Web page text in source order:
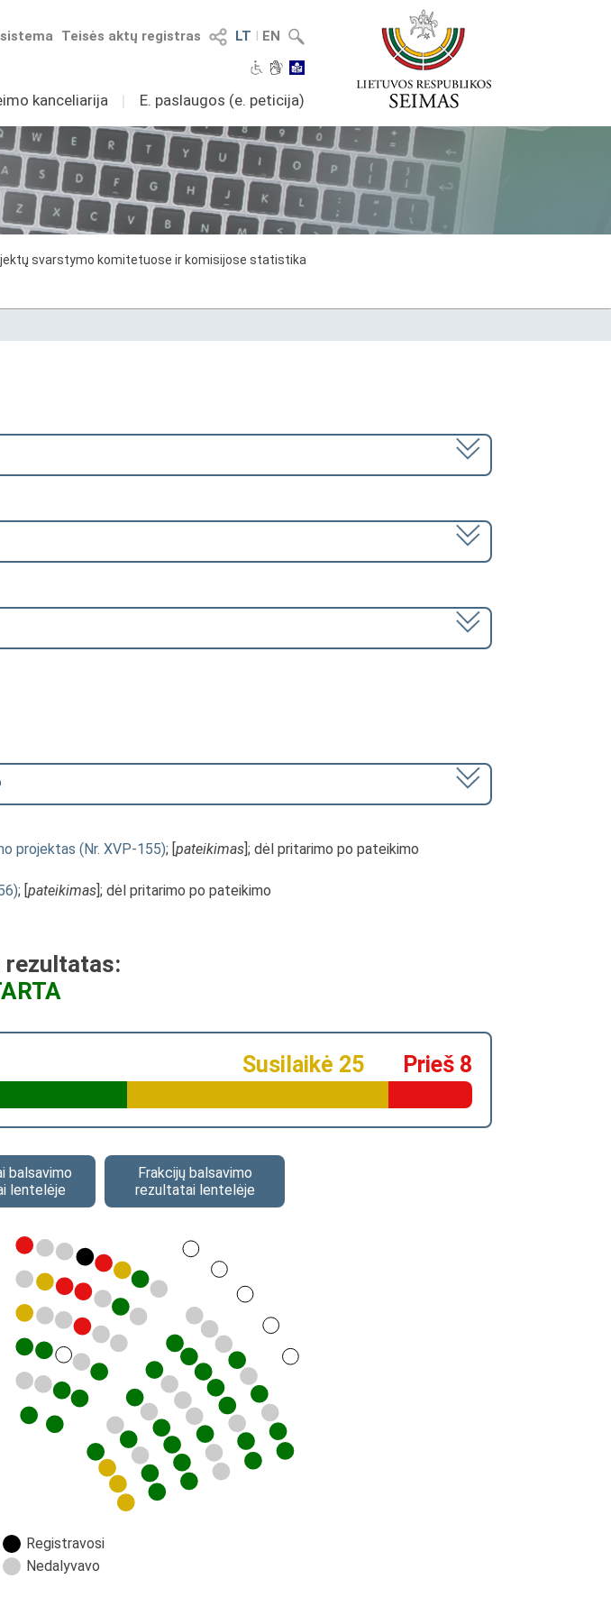
LT I EN
Teisės aktų registras
kanceliarija I E. paslaugos (e. peticija)
svarstymo komitetuose ir komisijose statistika
projektas (Nr. XVP-155); [pateikimas]; dėl pritarimo po pateikimo
; [pateikimas]; dėl pritarimo po pateikimo
rezultatas:
Prieš 8
Susilaikė 25
balsavimo
lentelėje
Frakcijų balsavimo
rezultatai lentelėje
Registravosi
Nedalyvavo